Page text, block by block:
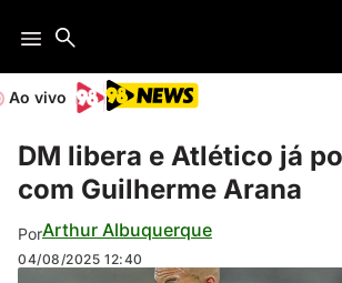
Ao vivo
DM libera e Atlético já
com Guilherme Arana
PorArthur Albuquerque
04/08/2025 12:40